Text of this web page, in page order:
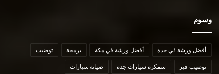
وسوم
أفضل ورشة في جدة أفضل ورشة في مكة برمجة توضيب
توضيب قير سمكرة سيارات جدة صيانة سيارات